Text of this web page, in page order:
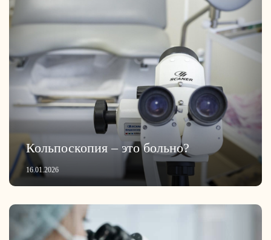
Кольпоскопия – это больно?
16.01.2026